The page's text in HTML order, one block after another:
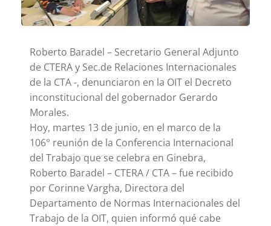
Roberto Baradel – Secretario General Adjunto
de CTERA y Sec.de Relaciones Internacionales
de la CTA -, denunciaron en la OIT el Decreto
inconstitucional del gobernador Gerardo
Morales.
Hoy, martes 13 de junio, en el marco de la
106° reunión de la Conferencia Internacional
del Trabajo que se celebra en Ginebra,
Roberto Baradel – CTERA / CTA – fue recibido
por Corinne Vargha, Directora del
Departamento de Normas Internacionales del
Trabajo de la OIT, quien informó qué cabe